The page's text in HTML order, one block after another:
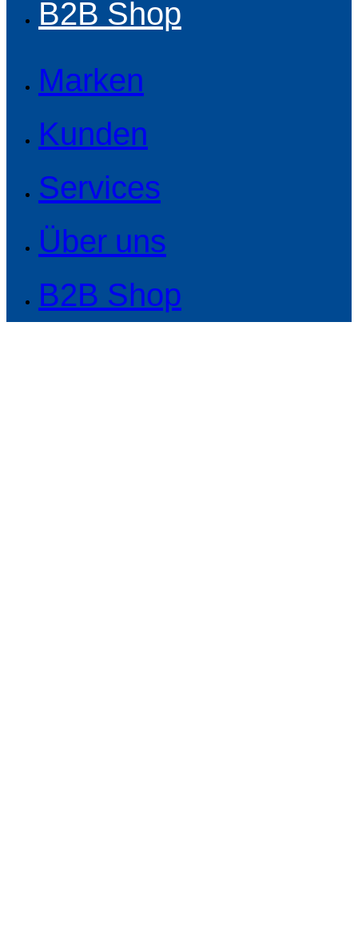
B2B Shop
Marken
Kunden
Services
Über uns
B2B Shop